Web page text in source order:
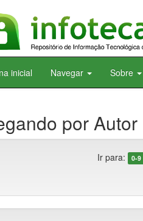
inicial Navegar Sobre
por
Ir para: 0-9